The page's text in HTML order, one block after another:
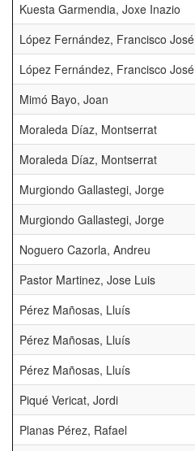
Kuesta Garmendia, Joxe Inazio
López Fernández, Francisco José
López Fernández, Francisco José
Mimó Bayo, Joan
Moraleda Díaz, Montserrat
Moraleda Díaz, Montserrat
Murgiondo Gallastegi, Jorge
Murgiondo Gallastegi, Jorge
Noguero Cazorla, Andreu
Pastor Martinez, Jose Luis
Pérez Mañosas, Lluís
Pérez Mañosas, Lluís
Pérez Mañosas, Lluís
Piqué Vericat, Jordi
Planas Pérez, Rafael